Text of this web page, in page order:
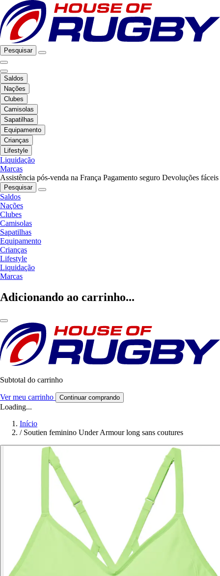
Pesquisar
Saldos
Nações
Clubes
Camisolas
Sapatilhas
Equipamento
Crianças
Lifestyle
Liquidação
Marcas
Assistência pós-venda na França Pagamento seguro Devoluções fáceis
Pesquisar
Saldos
Nações
Clubes
Camisolas
Sapatilhas
Equipamento
Crianças
Lifestyle
Liquidação
Marcas
Adicionando ao carrinho...
Subtotal do carrinho
Ver meu carrinho Continuar comprando
Loading...
Início
/ Soutien feminino Under Armour long sans coutures